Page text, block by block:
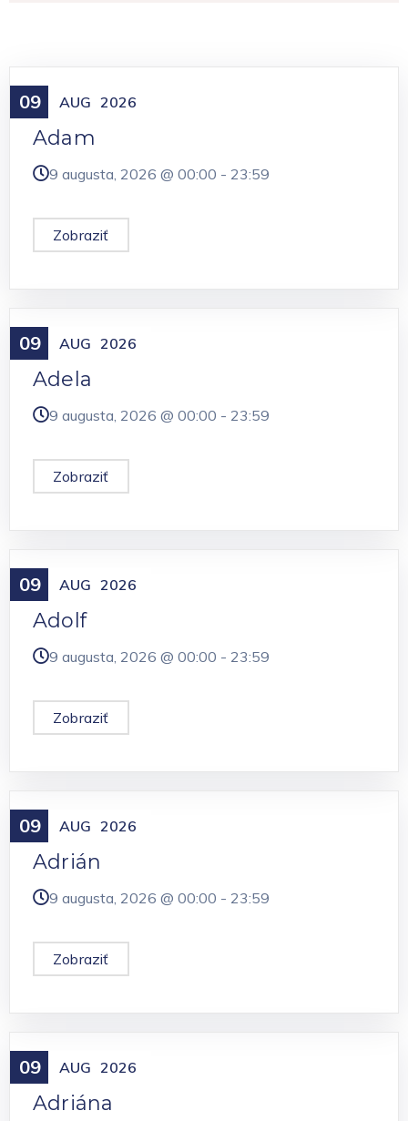
09 AUG 2026
Meniny
Adam
9 augusta, 2026 @ 00:00 - 23:59
Zobraziť
09 AUG 2026
Meniny
Adela
9 augusta, 2026 @ 00:00 - 23:59
Zobraziť
09 AUG 2026
Meniny
Adolf
9 augusta, 2026 @ 00:00 - 23:59
Zobraziť
09 AUG 2026
Meniny
Adrián
9 augusta, 2026 @ 00:00 - 23:59
Zobraziť
09 AUG 2026
Meniny
Adriána